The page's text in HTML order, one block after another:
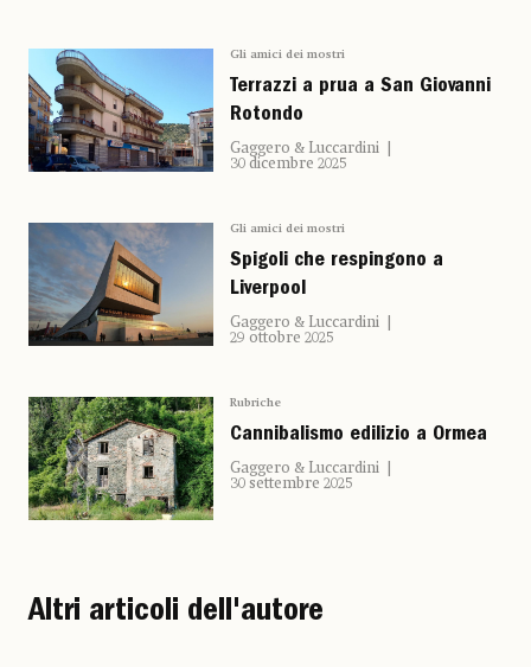
Gli amici dei mostri
Terrazzi a prua a San Giovanni
Rotondo
Gaggero & Luccardini
30 dicembre 2025
Gli amici dei mostri
Spigoli che respingono a
Liverpool
Gaggero & Luccardini
29 ottobre 2025
Rubriche
Cannibalismo edilizio a Ormea
Gaggero & Luccardini
30 settembre 2025
Altri articoli dell'autore